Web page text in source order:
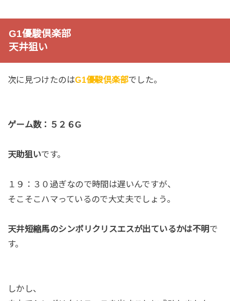
G1優駿倶楽部
天井狙い
次に見つけたのはG1優駿倶楽部でした。
ゲーム数：５２６G
天助狙いです。
１９：３０過ぎなので時間は遅いんですが、
そこそこハマっているので大丈夫でしょう。
天井短縮馬のシンボリクリスエスが出ているかは不明 で
す。
しかし、